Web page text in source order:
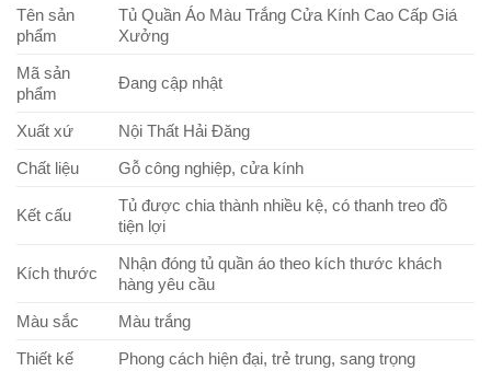
Tên sản
phẩm
Tủ Quần Áo Màu Trắng Cửa Kính Cao Cấp Giá
Xưởng
Mã sản
phẩm
Đang cập nhật
Xuất xứ
Nội Thất Hải Đăng
Chất liệu
Gỗ công nghiệp, cửa kính
Kết cấu
Tủ được chia thành nhiều kệ, có thanh treo đồ
tiện lợi
Kích thước
Nhận đóng tủ quần áo theo kích thước khách
hàng yêu cầu
Màu sắc
Màu trắng
Thiết kế
Phong cách hiện đại, trẻ trung, sang trọng